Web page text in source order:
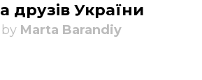
друзів України
by Marta Barandiy